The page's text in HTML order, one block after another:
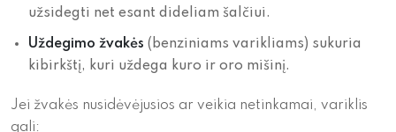
užsidegti net esant dideliam šalčiui.
Uždegimo žvakės (benziniams varikliams) sukuria
kibirkštį, kuri uždega kuro ir oro mišinį.
Jei žvakės nusidėvėjusios ar veikia netinkamai, variklis
gali: